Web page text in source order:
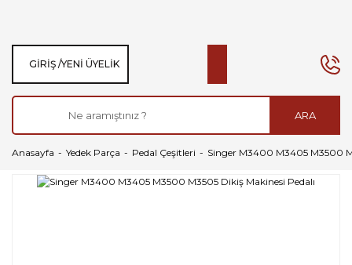
ARA
GIRIŞ /YENI ÜYELIK
Anasayfa Yedek Parça Pedal Çeşitleri Singer M3400 M3405 M3500